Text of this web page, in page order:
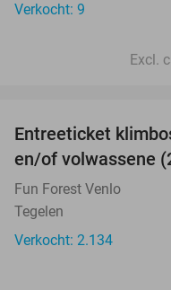
Verkocht: 9
Excl.
Entreeticket
en/of volwassene
Fun Forest Venlo
Tegelen
Verkocht: 2.134